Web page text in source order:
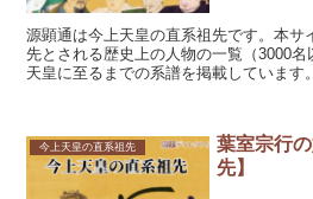
源顕通は今上天皇の直系祖先です。本サ
先とされる歴史上の人物の一覧（3000
天皇に至るまでの系譜を掲載しています。
今上天皇の直系祖先
葉室宗行
先】